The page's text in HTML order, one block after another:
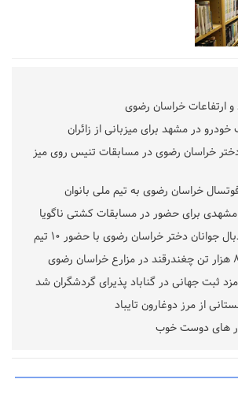
و ارتفاعات خراسان رضوی
خراسان رضوی در مسابقات تنیس روی میز
مشهدی برای حضور در مسابقات کشتی ناگویا
جوانان دختر خراسان رضوی با حضور ۱۰ تیم
ثبت جهانی در گناباد پذیرای گردشگران شد
های دوست خوب